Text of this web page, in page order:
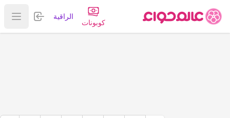
كوبونات
الراقية تسجيل
عرض